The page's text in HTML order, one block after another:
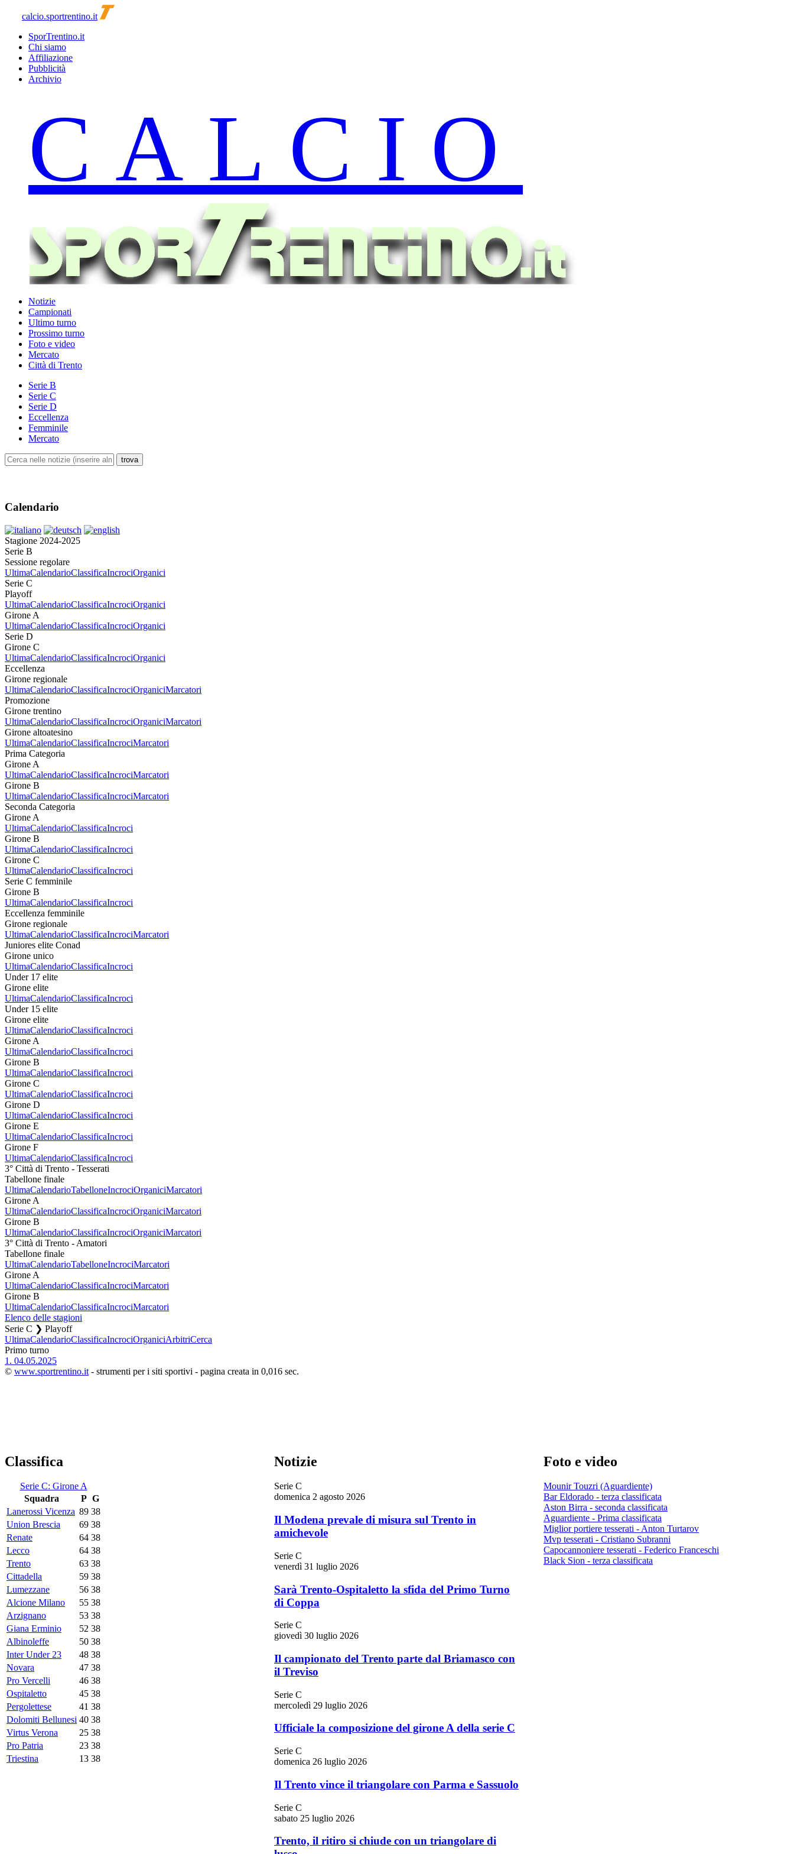
calcio.sportrentino.it
SporTrentino.it
Chi siamo
Affiliazione
Pubblicità
Archivio
Notizie
Campionati
Ultimo turno
Prossimo turno
Foto e video
Mercato
Città di Trento
Serie B
Serie C
Serie D
Eccellenza
Femminile
Mercato
Calendario
Stagione 2024-2025
Serie B
Sessione regolare
UltimaCalendarioClassificaIncrociOrganici
Serie C
Playoff
UltimaCalendarioClassificaIncrociOrganici
Girone A
UltimaCalendarioClassificaIncrociOrganici
Serie D
Girone C
UltimaCalendarioClassificaIncrociOrganici
Eccellenza
Girone regionale
UltimaCalendarioClassificaIncrociOrganiciMarcatori
Promozione
Girone trentino
UltimaCalendarioClassificaIncrociOrganiciMarcatori
Girone altoatesino
UltimaCalendarioClassificaIncrociMarcatori
Prima Categoria
Girone A
UltimaCalendarioClassificaIncrociMarcatori
Girone B
UltimaCalendarioClassificaIncrociMarcatori
Seconda Categoria
Girone A
UltimaCalendarioClassificaIncroci
Girone B
UltimaCalendarioClassificaIncroci
Girone C
UltimaCalendarioClassificaIncroci
Serie C femminile
Girone B
UltimaCalendarioClassificaIncroci
Eccellenza femminile
Girone regionale
UltimaCalendarioClassificaIncrociMarcatori
Juniores elite Conad
Girone unico
UltimaCalendarioClassificaIncroci
Under 17 elite
Girone elite
UltimaCalendarioClassificaIncroci
Under 15 elite
Girone elite
UltimaCalendarioClassificaIncroci
Girone A
UltimaCalendarioClassificaIncroci
Girone B
UltimaCalendarioClassificaIncroci
Girone C
UltimaCalendarioClassificaIncroci
Girone D
UltimaCalendarioClassificaIncroci
Girone E
UltimaCalendarioClassificaIncroci
Girone F
UltimaCalendarioClassificaIncroci
3° Città di Trento - Tesserati
Tabellone finale
UltimaCalendarioTabelloneIncrociOrganiciMarcatori
Girone A
UltimaCalendarioClassificaIncrociOrganiciMarcatori
Girone B
UltimaCalendarioClassificaIncrociOrganiciMarcatori
3° Città di Trento - Amatori
Tabellone finale
UltimaCalendarioTabelloneIncrociMarcatori
Girone A
UltimaCalendarioClassificaIncrociMarcatori
Girone B
UltimaCalendarioClassificaIncrociMarcatori
Elenco delle stagioni
Serie C ❯ Playoff
UltimaCalendarioClassificaIncrociOrganiciArbitriCerca
Primo turno
1. 04.05.2025
© www.sportrentino.it - strumenti per i siti sportivi - pagina creata in 0,016 sec.
Classifica
Serie C: Girone A
Squadra
P G
Lanerossi Vicenza 89 38
Union Brescia
69 38
Renate
64 38
Lecco
64 38
Trento
63 38
Cittadella
59 38
Lumezzane
56 38
Alcione Milano
55 38
Arzignano
53 38
Giana Erminio
52 38
Albinoleffe
50 38
Inter Under 23
48 38
Novara
47 38
Pro Vercelli
46 38
Ospitaletto
45 38
Pergolettese
41 38
Dolomiti Bellunesi 40 38
Virtus Verona
25 38
Pro Patria
23 38
Triestina
13 38
Notizie
Serie C
domenica 2 agosto 2026
Il Modena prevale di misura sul Trento in
amichevole
Serie C
venerdì 31 luglio 2026
Sarà Trento-Ospitaletto la sfida del Primo Turno
di Coppa
Serie C
giovedì 30 luglio 2026
Il campionato del Trento parte dal Briamasco con
il Treviso
Serie C
mercoledì 29 luglio 2026
Ufficiale la composizione del girone A della serie C
Serie C
domenica 26 luglio 2026
Il Trento vince il triangolare con Parma e Sassuolo
Serie C
sabato 25 luglio 2026
Trento, il ritiro si chiude con un triangolare di
Foto e video
Mounir Touzri (Aguardiente)
Bar Eldorado - terza classificata
Aston Birra - seconda classificata
Aguardiente - Prima classificata
Miglior portiere tesserati - Anton Turtarov
Mvp tesserati - Cristiano Subranni
Capocannoniere tesserati - Federico Franceschi
Black Sion - terza classificata